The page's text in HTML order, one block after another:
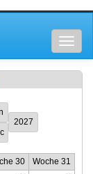
2027
30
Woche 31